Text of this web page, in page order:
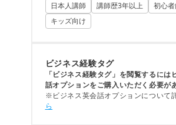
日本人講師 講師歴3年以上
初心
キッズ向け
ビジネス経験タグ
「ビジネス経験タグ」を閲覧するには
話オプションをご購入いただく必要が
※ビジネス英会話オプションについて
ら